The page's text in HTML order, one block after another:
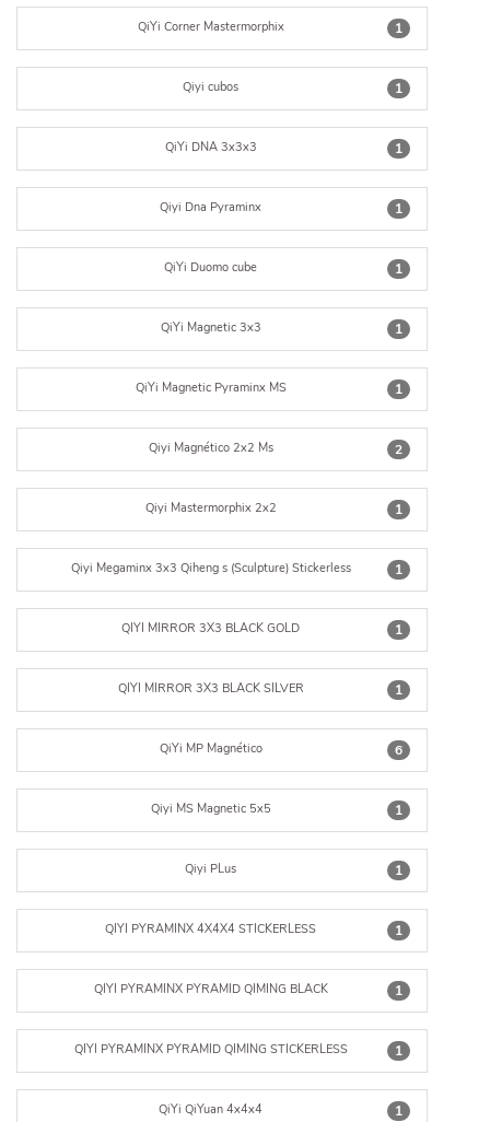
1
QiYi Corner Mastermorphix
1
Qiyi cubos
1
QiYi DNA 3x3x3
1
Qiyi Dna Pyraminx
1
QiYi Duomo cube
1
QiYi Magnetic 3x3
1
QiYi Magnetic Pyraminx MS
2
Qiyi Magnético 2x2 Ms
1
Qiyi Mastermorphix 2x2
1
Qiyi Megaminx 3x3 Qiheng s (Sculpture) Stickerless
1
QIYI MIRROR 3X3 BLACK GOLD
1
QIYI MIRROR 3X3 BLACK SILVER
6
QiYi MP Magnético
1
Qiyi MS Magnetic 5x5
1
Qiyi PLus
1
QIYI PYRAMINX 4X4X4 STICKERLESS
1
QIYI PYRAMINX PYRAMID QIMING BLACK
1
QIYI PYRAMINX PYRAMID QIMING STICKERLESS
1
QiYi QiYuan 4x4x4